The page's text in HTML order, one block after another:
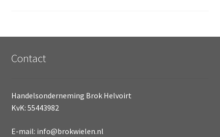
Contact
Handelsonderneming Brok Helvoirt
KvK: 55443982
E-mail: info@brokwielen.nl